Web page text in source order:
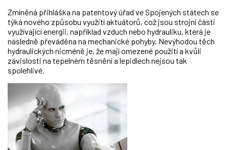
Zmíněná přihláška na patentový úřad ve Spojených státech se
týká nového způsobu využití aktuátorů, což jsou strojní části
využívající energii, například vzduch nebo hydrauliku, která je
následně převáděna na mechanické pohyby. Nevýhodou těch
hydraulických nicméně je, že mají omezené použití a kvůli
závislosti na tepelném těsnění a lepidlech nejsou tak
spolehlivé.